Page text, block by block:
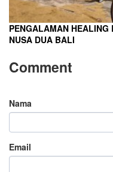
PENGALAMAN HEALING
NUSA DUA BALI
Comment
Nama
Email